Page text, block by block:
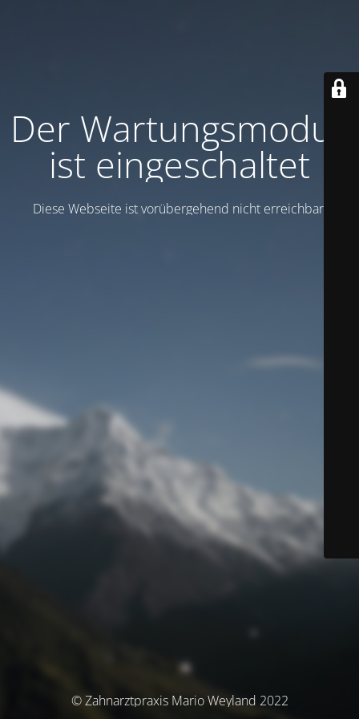
Der Wartungsmodus
ist eingeschaltet
Diese Webseite ist vorübergehend nicht erreichbar.
© Zahnarztpraxis Mario Weyland 2022